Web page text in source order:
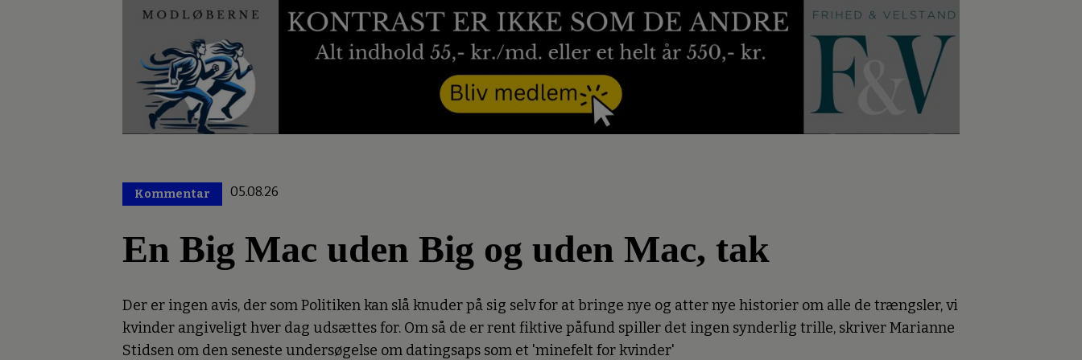
Kommentar 05.08.26
En Big Mac uden Big og uden Mac, tak
Der er ingen avis, der som Politiken kan slå knuder på sig selv for at bringe nye og atter nye historier om alle de trængsler, vi
kvinder angiveligt hver dag udsættes for. Om så de er rent fiktive påfund spiller det ingen synderlig trille, skriver Marianne
Stidsen om den seneste undersøgelse om datingsaps som et 'minefelt for kvinder'